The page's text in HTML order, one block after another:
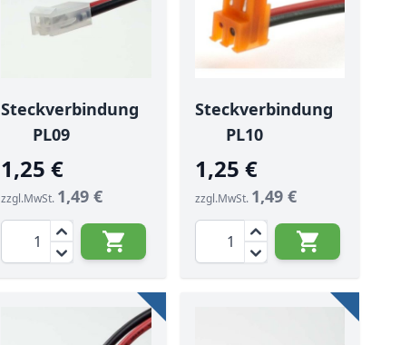
Steckverbindung
PL09
1,25 €
zzgl.MwSt. 1,49 €
Menge
Steckverbindung
PL10
1,25 €
zzgl.MwSt. 1,49 €
Menge